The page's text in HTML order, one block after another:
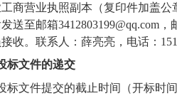
商营业执照副本（复印件加盖
送至邮箱3412803199@qq.com，
接收。联系人：薛亮亮，电话：
标文件的递交
标文件提交的截止时间（开标时间